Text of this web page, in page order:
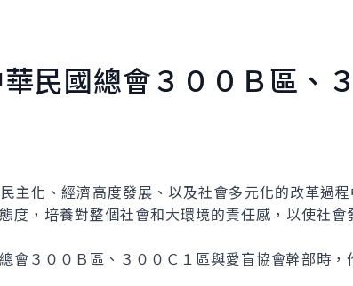
民國總會３００Ｂ區、
化、經濟高度發展、以及社會多元化的改革過程
度，培養對整個社會和大環境的責任感，以使社會
３００Ｂ區、３００Ｃ１區與愛盲協會幹部時，